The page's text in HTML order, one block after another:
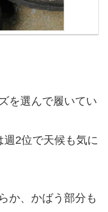
を選んで履いてい
2位で天候も気に
か、かばう部分も